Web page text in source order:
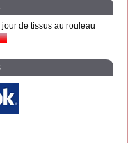
de tissus au rouleau